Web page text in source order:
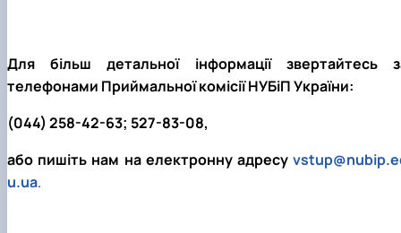
Для більш детальної інформації звертайтесь
телефонами Приймальної комісії НУБіП України:
(044) 258-42-63; 527-83-08,
або пишіть нам на електронну адресу
u.ua.